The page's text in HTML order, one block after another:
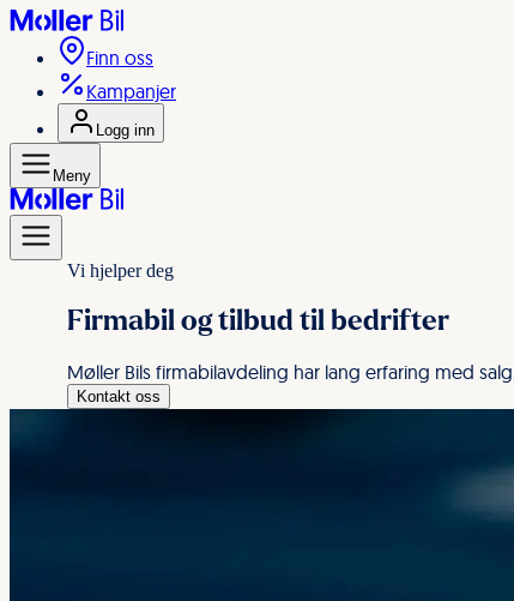
Finn oss
Kampanjer
Logg inn
Meny
Kjøpe bil
Selge bil
Bilverksted og dekk
Tilbehør til bilen
Dine garantier
Vi hjelper deg
Firmabil og tilbud til bedrifter
Møller Bils firmabilavdeling har lang erfaring med
Kontakt oss